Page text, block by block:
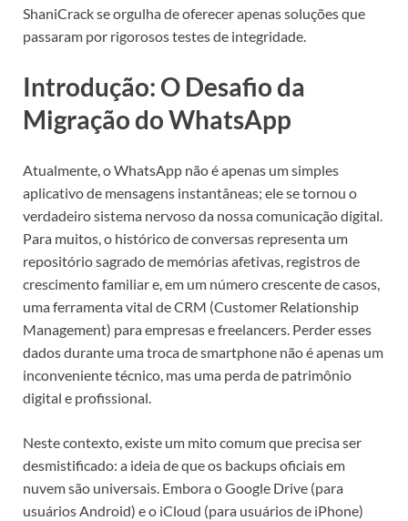
ShaniCrack se orgulha de oferecer apenas soluções que
passaram por rigorosos testes de integridade.
Introdução: O Desafio da
Migração do WhatsApp
Atualmente, o WhatsApp não é apenas um simples
aplicativo de mensagens instantâneas; ele se tornou o
verdadeiro sistema nervoso da nossa comunicação digital.
Para muitos, o histórico de conversas representa um
repositório sagrado de memórias afetivas, registros de
crescimento familiar e, em um número crescente de casos,
uma ferramenta vital de CRM (Customer Relationship
Management) para empresas e freelancers. Perder esses
dados durante uma troca de smartphone não é apenas um
inconveniente técnico, mas uma perda de patrimônio
digital e profissional.
Neste contexto, existe um mito comum que precisa ser
desmistificado: a ideia de que os backups oficiais em
nuvem são universais. Embora o Google Drive (para
usuários Android) e o iCloud (para usuários de iPhone)